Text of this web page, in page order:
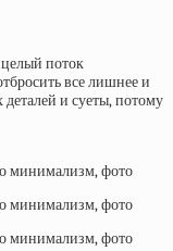
целый поток
все лишнее и
и суеты, потому